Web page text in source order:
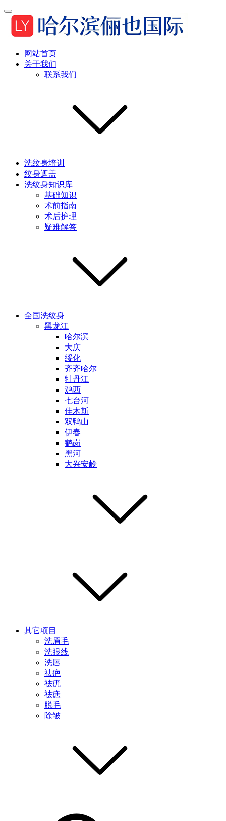
网站首页
关于我们
联系我们
洗纹身培训
纹身遮盖
洗纹身知识库
基础知识
术前指南
术后护理
疑难解答
全国洗纹身
黑龙江
哈尔滨
大庆
绥化
齐齐哈尔
牡丹江
鸡西
七台河
佳木斯
双鸭山
伊春
鹤岗
黑河
大兴安岭
其它项目
洗眉毛
洗眼线
洗唇
祛疤
祛疣
祛痣
脱毛
除皱